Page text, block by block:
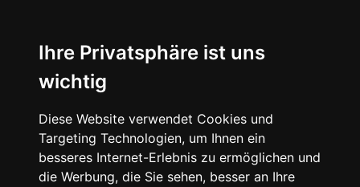
Ihre Privatsphäre ist uns
wichtig
Diese Website verwendet Cookies und
Targeting Technologien, um Ihnen ein
besseres Internet-Erlebnis zu ermöglichen und
die Werbung, die Sie sehen, besser an Ihre